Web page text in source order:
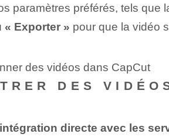
paramètres préférés, tels que
« Exporter » pour que la vidéo
des vidéos dans CapCut
DES
directe avec les